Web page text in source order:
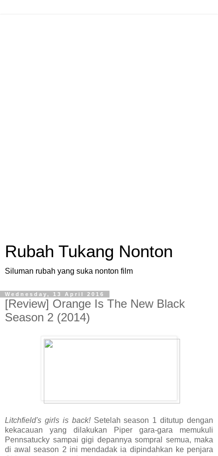
Rubah Tukang Nonton
Siluman rubah yang suka nonton film
Wednesday, 13 April 2016
[Review] Orange Is The New Black
Season 2 (2014)
Litchfield's girls is back! Setelah season 1 ditutup dengan
kekacauan yang dilakukan Piper gara-gara memukuli
Pennsatucky sampai gigi depannya sompral semua, maka
di awal season 2 ini mendadak ia dipindahkan ke penjara